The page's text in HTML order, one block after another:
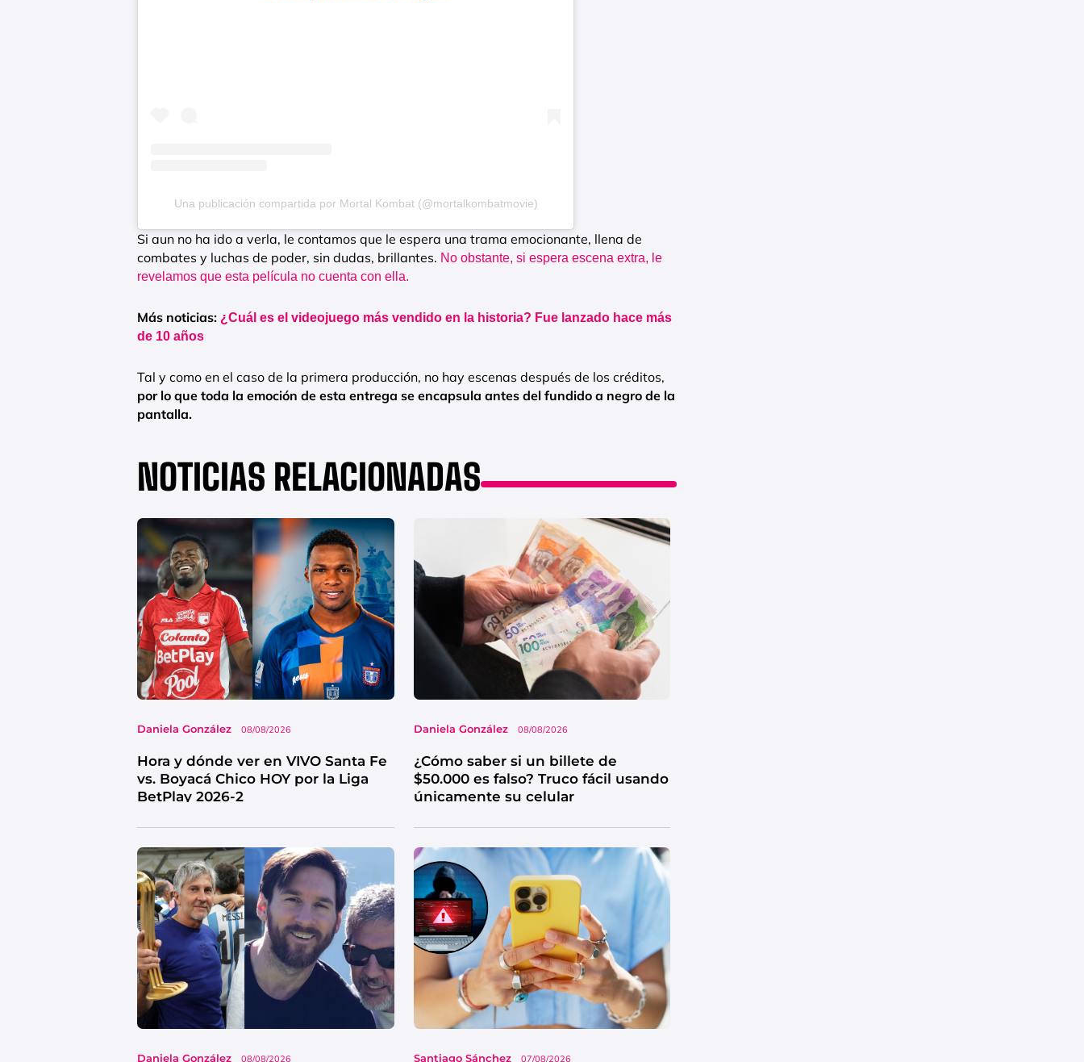
Una publicación compartida por Mortal Kombat (@mortalkombatmovie)
Si aun no ha ido a verla, le contamos que le espera una trama emocionante, llena de
combates y luchas de poder, sin dudas, brillantes. No obstante, si espera escena extra, le
revelamos que esta película no cuenta con ella.
Más noticias: ¿Cuál es el videojuego más vendido en la historia? Fue lanzado hace más
de 10 años
Tal y como en el caso de la primera producción, no hay escenas después de los créditos,
por lo que toda la emoción de esta entrega se encapsula antes del fundido a negro de la
pantalla.
NOTICIAS RELACIONADAS
Daniela González 08/08/2026
Hora y dónde ver en VIVO Santa Fe
vs. Boyacá Chico HOY por la Liga
BetPlay 2026-2
Daniela González 08/08/2026
¿Cómo saber si un billete de
$50.000 es falso? Truco fácil usando
únicamente su celular
Daniela González 08/08/2026 Santiago Sánchez 07/08/2026